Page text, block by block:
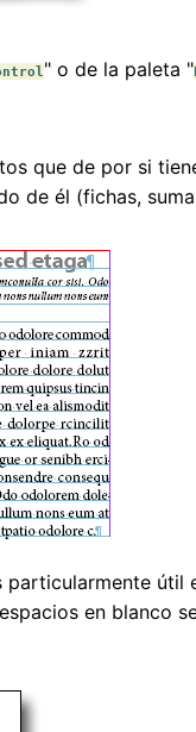
" o de la paleta "
que de por si
de él (fichas,
en blanco